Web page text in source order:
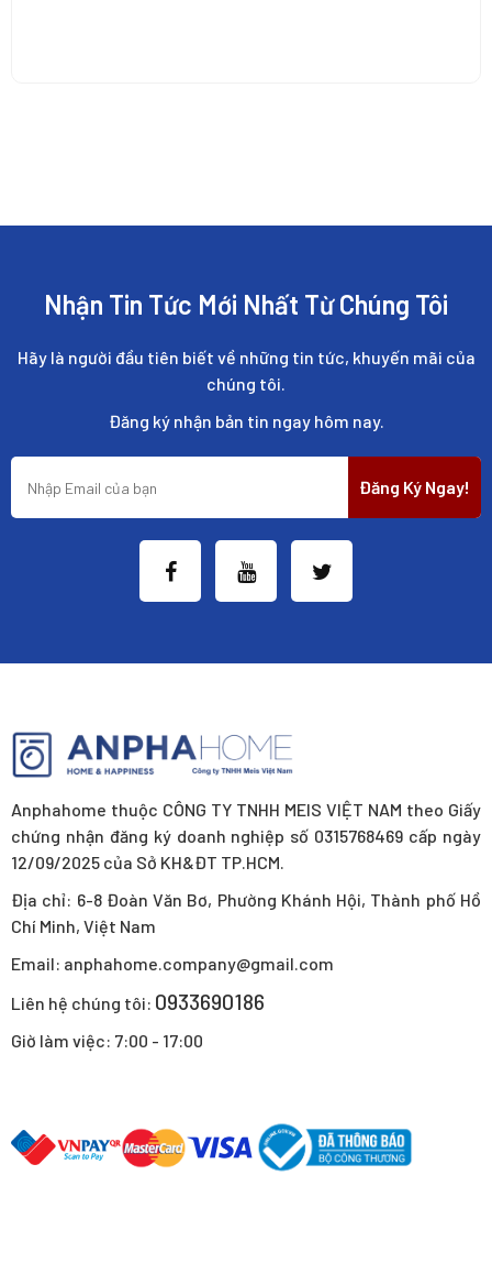
Nhận Tin Tức Mới Nhất Từ Chúng Tôi
Hãy là người đầu tiên biết về những tin tức, khuyến mãi của
chúng tôi.
Đăng ký nhận bản tin ngay hôm nay.
Đăng Ký Ngay!
Anphahome thuộc CÔNG TY TNHH MEIS VIỆT NAM theo Giấy
chứng nhận đăng ký doanh nghiệp số 0315768469 cấp ngày
12/09/2025 của Sở KH&ĐT TP.HCM.
Địa chỉ: 6-8 Đoàn Văn Bơ, Phường Khánh Hội, Thành phố Hồ
Chí Minh, Việt Nam
Email: anphahome.company@gmail.com
Liên hệ chúng tôi: 0933690186
Giờ làm việc: 7:00 - 17:00